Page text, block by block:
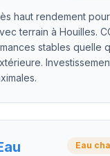
haut rendement
terrain à Houilles.
stables quelle
Eau